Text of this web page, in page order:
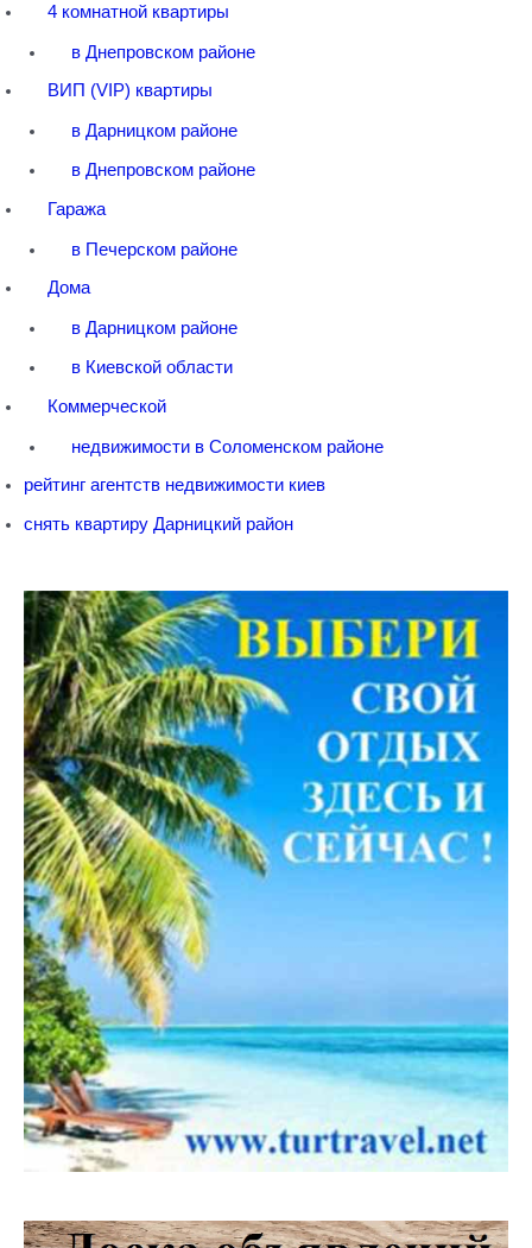
4 комнатной квартиры
в Днепровском районе
ВИП (VIP) квартиры
в Дарницком районе
в Днепровском районе
Гаража
в Печерском районе
Дома
в Дарницком районе
в Киевской области
Коммерческой
недвижимости в Соломенском районе
рейтинг агентств недвижимости киев
снять квартиру Дарницкий район